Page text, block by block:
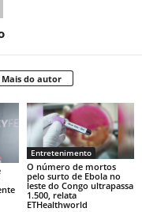
Mais do autor
Entretenimento
O número de mortos
pelo surto de Ebola no
leste do Congo ultrapassa
1.500, relata
ETHealthworld